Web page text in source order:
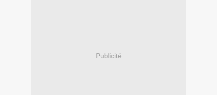
Publicité